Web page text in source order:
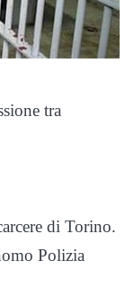
tra
di Torino.
Polizia